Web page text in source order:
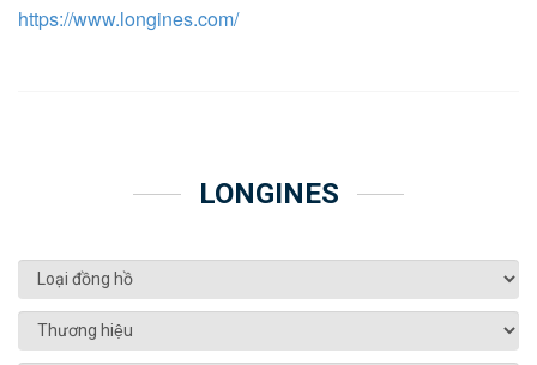
https://www.longines.com/
LONGINES